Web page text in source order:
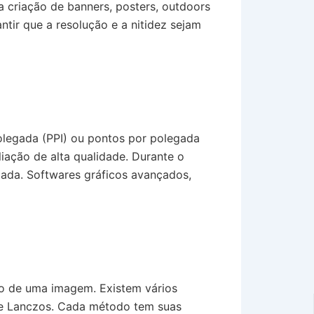
criação de banners, posters, outdoors
que a resolução e a nitidez sejam
(PPI) ou pontos por polegada
de alta qualidade. Durante o
Softwares gráficos avançados,
uma imagem. Existem vários
Cada método tem suas